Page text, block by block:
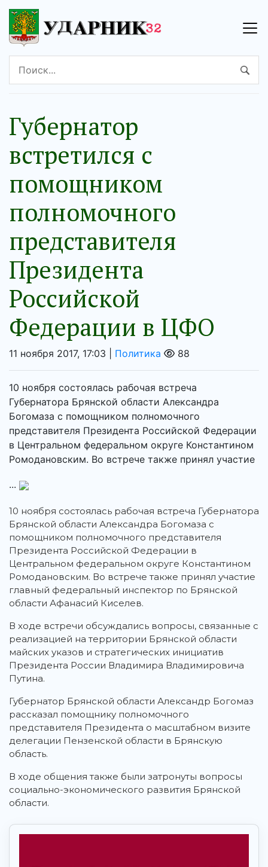
Губернатор
встретился с
помощником
полномочного
представителя
Президента
Российской
Федерации в ЦФО
11 ноября 2017, 17:03 | Политика 88
10 ноября состоялась рабочая встреча
Губернатора Брянской области Александра
Богомаза с помощником полномочного
представителя Президента Российской Федерации
в Центральном федеральном округе Константином
Ромодановским. Во встрече также принял участие
...
10 ноября состоялась рабочая встреча Губернатора
Брянской области Александра Богомаза с
помощником полномочного представителя
Президента Российской Федерации в
Центральном федеральном округе Константином
Ромодановским. Во встрече также принял участие
главный федеральный инспектор по Брянской
области Афанасий Киселев.
В ходе встречи обсуждались вопросы, связанные с
реализацией на территории Брянской области
майских указов и стратегических инициатив
Президента России Владимира Владимировича
Путина.
Губернатор Брянской области Александр Богомаз
рассказал помощнику полномочного
представителя Президента о масштабном визите
делегации Пензенской области в Брянскую
область.
В ходе общения также были затронуты вопросы
социально-экономического развития Брянской
области.